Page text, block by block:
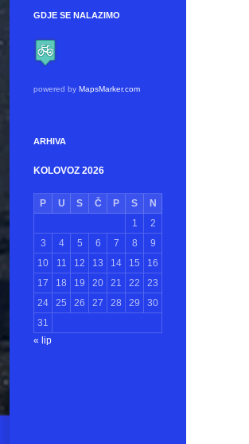
GDJE SE NALAZIMO
powered by MapsMarker.com
ARHIVA
KOLOVOZ 2026
P U S Č P S
N
1
2
3
4 5 6 7 8
9
10
11 12 13 14 15
16
17
18 19 20 21 22
23
24
25 26 27 28 29
30
31
« lip